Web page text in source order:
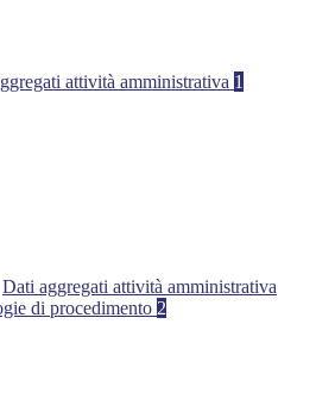
attività amministrativa 1
Dati aggregati attività amministrativa
di procedimento 2